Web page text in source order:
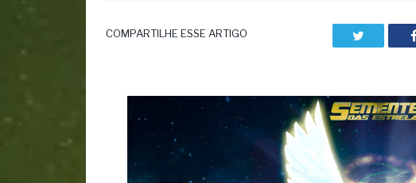
COMPARTILHE ESSE ARTIGO